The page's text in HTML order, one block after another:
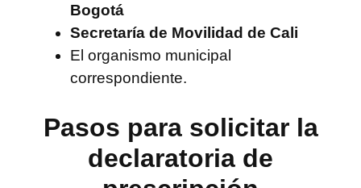
Bogotá
Secretaría de Movilidad de Cali
El organismo municipal
correspondiente.
Pasos para solicitar la
declaratoria de